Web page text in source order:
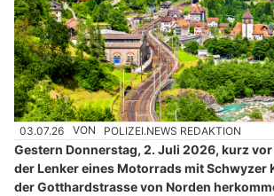
03.07.26 VON POLIZEI.NEWS REDAKTION
Gestern Donnerstag, 2. Juli 2026, kurz
der Lenker eines Motorrads mit Schwyzer
der Gotthardstrasse von Norden